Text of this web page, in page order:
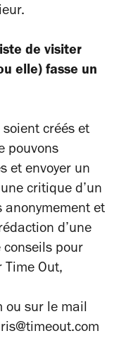
de visiter
elle) fasse un
créés et
pouvons
et envoyer un
critique d’un
anonymement et
d’une
conseils pour
Time Out,
ou sur le mail